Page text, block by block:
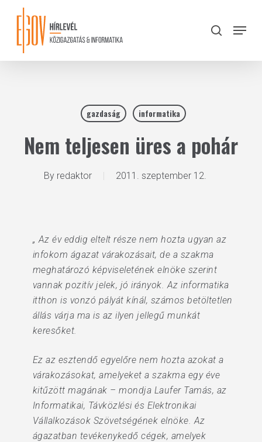
content
search
Menu
gazdaság informatika
Nem teljesen üres a pohár
By redaktor 2011. szeptember 12.
„ Az év eddig eltelt része nem hozta ugyan az
infokom ágazat várakozásait, de a szakma
meghatározó képviseletének elnöke szerint
vannak pozitív jelek, jó irányok. Az informatika
itthon is vonzó pályát kínál, számos betöltetlen
állás várja ma is az ilyen jellegű munkát
keresőket.
Ez az esztendő egyelőre nem hozta azokat a
várakozásokat, amelyeket a szakma egy éve
kitűzött magának – mondja Laufer Tamás, az
Informatikai, Távközlési és Elektronikai
Vállalkozások Szövetségének elnöke. Az
ágazatban tevékenykedő cégek, amelyek
Close